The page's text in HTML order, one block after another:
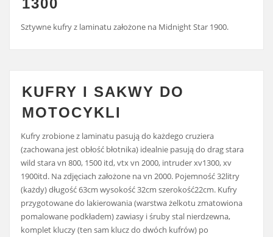
Sztywne kufry z laminatu założone na Midnight Star 1900.
KUFRY I SAKWY DO
MOTOCYKLI
Kufry zrobione z laminatu pasują do każdego cruziera
(zachowana jest obłość błotnika) idealnie pasują do drag stara
wild stara vn 800, 1500 itd, vtx vn 2000, intruder xv1300, xv
1900itd. Na zdjęciach założone na vn 2000. Pojemność 32litry
(każdy) długość 63cm wysokość 32cm szerokość22cm. Kufry
przygotowane do lakierowania (warstwa żelkotu zmatowiona
pomalowane podkładem) zawiasy i śruby stal nierdzewna,
komplet kluczy (ten sam klucz do dwóch kufrów) po